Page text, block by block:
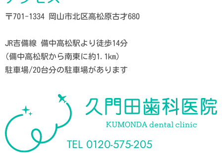
〒701-1334 岡山市北区高松原古才680
JR吉備線 備中高松駅より徒歩14分
(備中高松駅から南東に約1.1km)
駐車場/20台分の駐車場があります
TEL 0120-575-205